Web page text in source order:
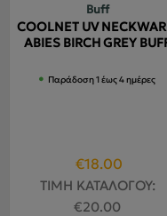
Buff
COOLNET UV
ABIES BIRCH GREY
Παράδοση 1 έως 4 ημέρες
Original
price
was:
€18.00
ΤΙΜΗ ΚΑΤΑΛΟΓΟΥ:
€20.00